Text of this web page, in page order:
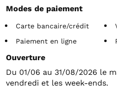
Modes de paiement
Carte bancaire/crédit
Paiement en ligne
Ouverture
Du 01/06 au 31/08/2026 le
vendredi et les week-ends.